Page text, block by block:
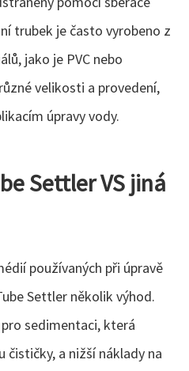
trubek je často vyrobeno z
jako je PVC nebo
velikosti a provedení,
úpravy vody.
Settler VS jiná
používaných při úpravě
Settler několik výhod.
sedimentaci, která
čističky, a nižší náklady na